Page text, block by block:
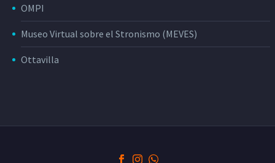
OMPI
Museo Virtual sobre el Stronismo (MEVES)
Ottavilla